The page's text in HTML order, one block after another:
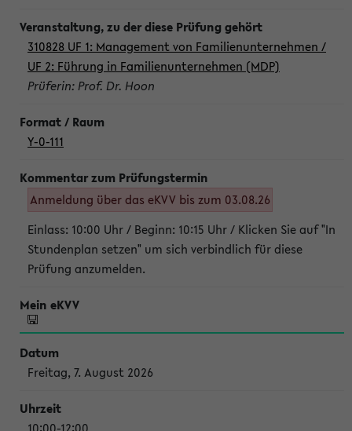
310828 UF 1: Management von Familienunternehmen /
UF 2: Führung in Familienunternehmen (MDP)
Prüferin: Prof. Dr. Hoon
Y-0-111
Anmeldung über das eKVV bis zum 03.08.26
Einlass: 10:00 Uhr / Beginn: 10:15 Uhr / Klicken Sie auf "In
Stundenplan setzen" um sich verbindlich für diese
Prüfung anzumelden.
Freitag, 7. August 2026